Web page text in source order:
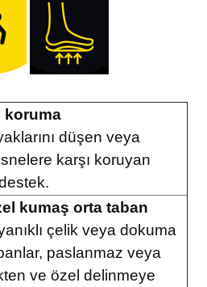
koruma
düşen veya
karşı koruyan
kumaş orta taban
çelik veya dokuma
paslanmaz veya
ve özel delinmeye